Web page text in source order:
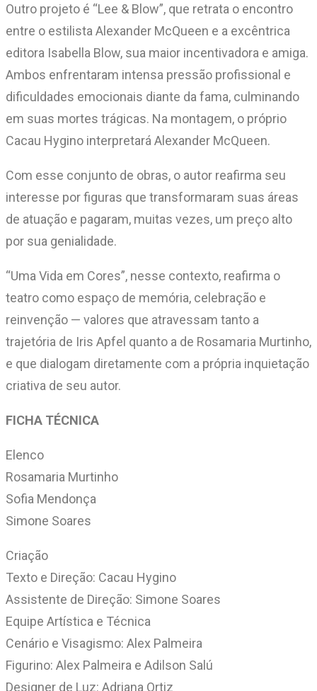
Outro projeto é “Lee & Blow”, que retrata o encontro
entre o estilista Alexander McQueen e a excêntrica
editora Isabella Blow, sua maior incentivadora e amiga.
Ambos enfrentaram intensa pressão profissional e
dificuldades emocionais diante da fama, culminando
em suas mortes trágicas. Na montagem, o próprio
Cacau Hygino interpretará Alexander McQueen.
Com esse conjunto de obras, o autor reafirma seu
interesse por figuras que transformaram suas áreas
de atuação e pagaram, muitas vezes, um preço alto
por sua genialidade.
“Uma Vida em Cores”, nesse contexto, reafirma o
teatro como espaço de memória, celebração e
reinvenção — valores que atravessam tanto a
trajetória de Iris Apfel quanto a de Rosamaria Murtinho,
e que dialogam diretamente com a própria inquietação
criativa de seu autor.
FICHA TÉCNICA
Elenco
Rosamaria Murtinho
Sofia Mendonça
Simone Soares
Criação
Texto e Direção: Cacau Hygino
Assistente de Direção: Simone Soares
Equipe Artística e Técnica
Cenário e Visagismo: Alex Palmeira
Figurino: Alex Palmeira e Adilson Salú
Designer de Luz: Adriana Ortiz